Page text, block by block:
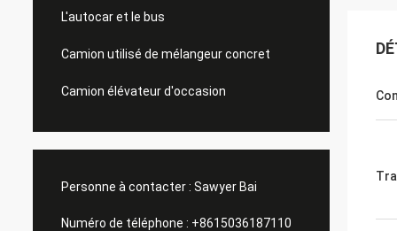
L'autocar et le bus
Camion utilisé de mélangeur concret
Camion élévateur d'occasion
Personne à contacter : Sawyer Bai
Numéro de téléphone : +8615036187110